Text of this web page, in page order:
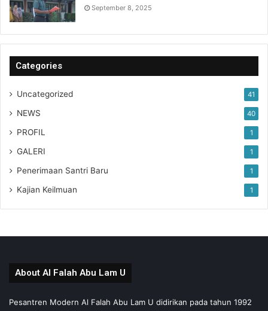
September 8, 2025
Categories
Uncategorized 41
NEWS 40
PROFIL 1
GALERI 1
Penerimaan Santri Baru 1
Kajian Keilmuan 1
About Al Falah Abu Lam U
Pesantren Modern Al Falah Abu Lam U didirikan pada tahun 1992